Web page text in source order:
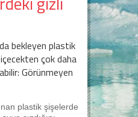
bekleyen plastik
çok daha
Görünmeyen
plastik şişelerde